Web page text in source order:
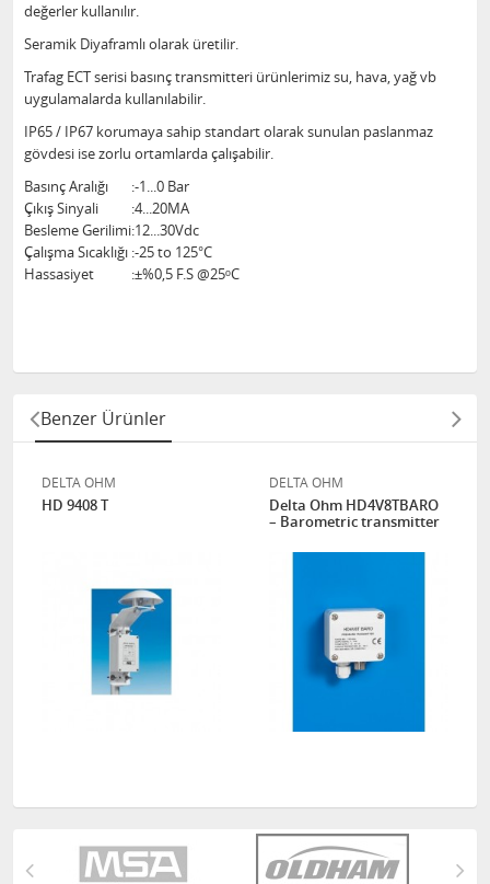
değerler kullanılır.
Seramik Diyaframlı olarak üretilir.
Trafag ECT serisi basınç transmitteri ürünlerimiz su, hava, yağ vb
uygulamalarda kullanılabilir.
IP65 / IP67 korumaya sahip standart olarak sunulan paslanmaz
gövdesi ise zorlu ortamlarda çalışabilir.
Basınç Aralığı
:-1...0 Bar
Çıkış Sinyali
:4...20MA
Besleme Gerilimi:12...30Vdc
Çalışma Sıcaklığı :-25 to 125°C
Hassasiyet
:±%0,5 F.S @25ᵒC
Benzer Ürünler
DELTA OHM
HD 9408 T
DELTA OHM
Delta Ohm HD4V8TBARO
– Barometric transmitter